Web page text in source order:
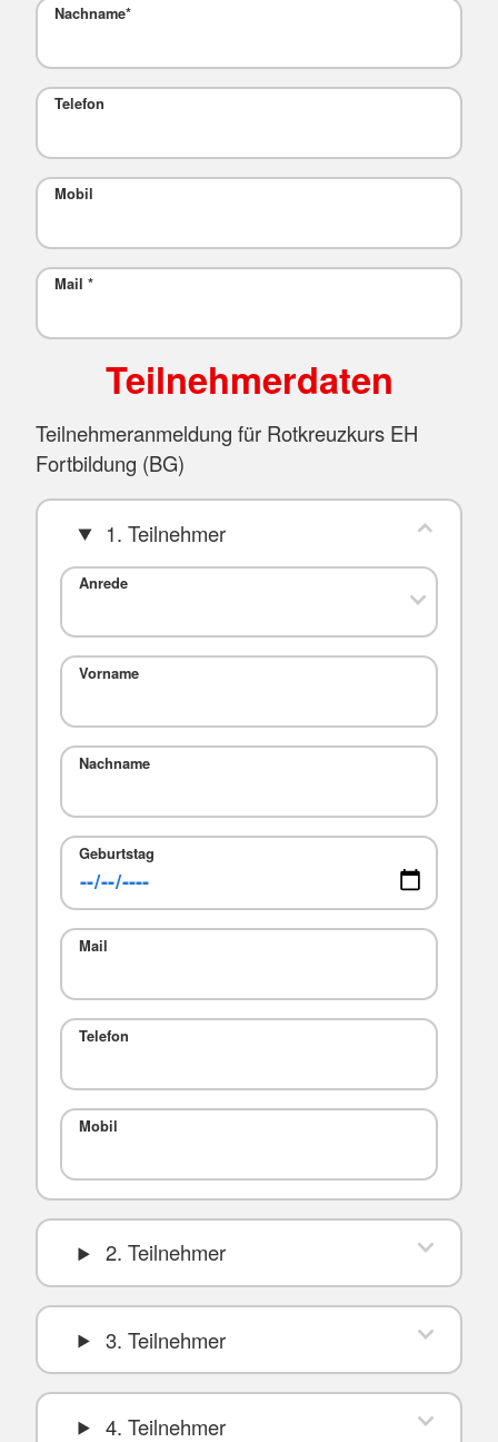
Nachname*
Telefon
Mobil
Mail *
Teilnehmerdaten
Teilnehmeranmeldung für Rotkreuzkurs EH
Fortbildung (BG)
1. Teilnehmer
Anrede
Vorname
Nachname
Geburtstag
Mail
Telefon
Mobil
2. Teilnehmer
3. Teilnehmer
4. Teilnehmer